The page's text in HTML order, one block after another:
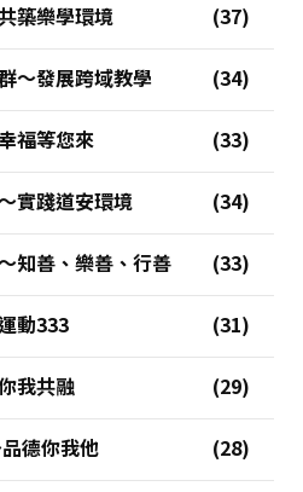
築樂學環境
～發展跨域教學
福等您來
實踐道安環境
知善、樂善、行善
動333
我共融
德你我他